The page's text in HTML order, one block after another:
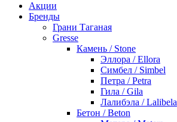
Акции
Бренды
Грани Таганая
Gresse
Камень / Stone
Эллора / Ellora
Симбел / Simbel
Петра / Petra
Гила / Gila
Лалибэла / Lalibela
Бетон / Beton